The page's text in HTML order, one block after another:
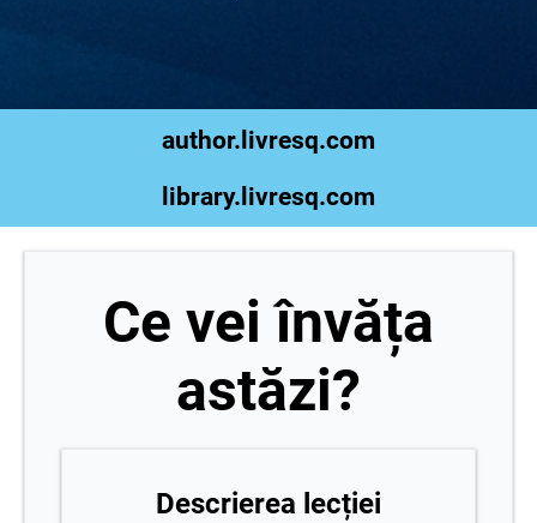
author.livresq.com
library.livresq.com
Ce vei învăța
astăzi?
Descrierea lecției